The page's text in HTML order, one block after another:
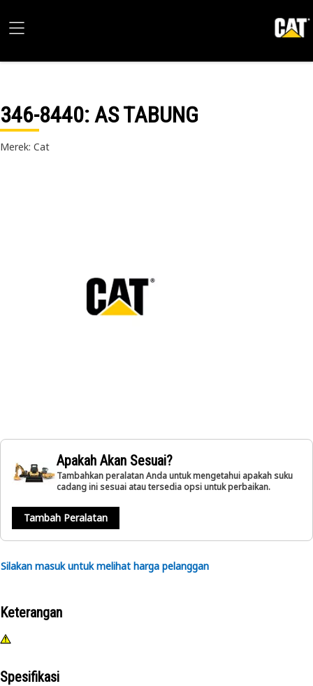
346-8440: AS TABUNG
Merek: Cat
Apakah Akan Sesuai?
Tambahkan peralatan Anda untuk mengetahui apakah suku
cadang ini sesuai atau tersedia opsi untuk perbaikan.
Tambah Peralatan
Silakan masuk untuk melihat harga pelanggan
Keterangan
Spesifikasi